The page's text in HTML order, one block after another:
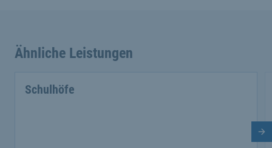
Ähnliche Leistungen
Schulhöfe